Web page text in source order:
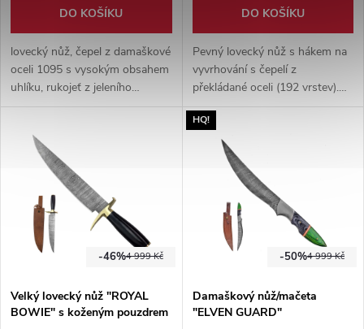
DO KOŠÍKU
lovecký nůž, čepel z damaškové
oceli 1095 s vysokým obsahem
uhlíku, rukojeť z jeleního
parohu, kožené pouzdro
32,5 cm, tloušťka čepele 4,5
mm o hmotnosti nože 375 g.
DO KOŠÍKU
Pevný lovecký nůž s hákem na
vyvrhování s čepelí z
překládané oceli (192 vrstev).
Rukojeť vyrobena ze dřeva
Rosewood, dodáváno s
koženým pouzdrem.
4 999 Kč
-46%
Velký lovecký nůž "ROYAL
BOWIE" s koženým pouzdrem
HQ!
4 999 Kč
-50%
Damaškový nůž/mačeta
"ELVEN GUARD"